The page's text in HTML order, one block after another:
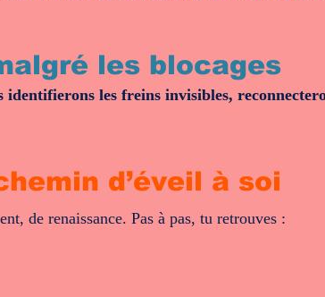
les blocages
identifierons les freins invisibles,
d’éveil à soi
de renaissance. Pas à pas, tu retrouves :